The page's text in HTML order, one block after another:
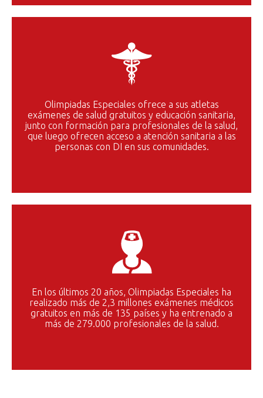
Olimpiadas Especiales ofrece a sus atletas
exámenes de salud gratuitos y educación sanitaria,
junto con formación para profesionales de la salud,
que luego ofrecen acceso a atención sanitaria a las
personas con DI en sus comunidades.
En los últimos 20 años, Olimpiadas Especiales ha
realizado más de 2,3 millones exámenes médicos
gratuitos en más de 135 países y ha entrenado a
más de 279.000 profesionales de la salud.